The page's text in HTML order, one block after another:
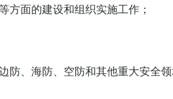
方面的建设和组织实施工作；
防、海防、空防和其他重大安全